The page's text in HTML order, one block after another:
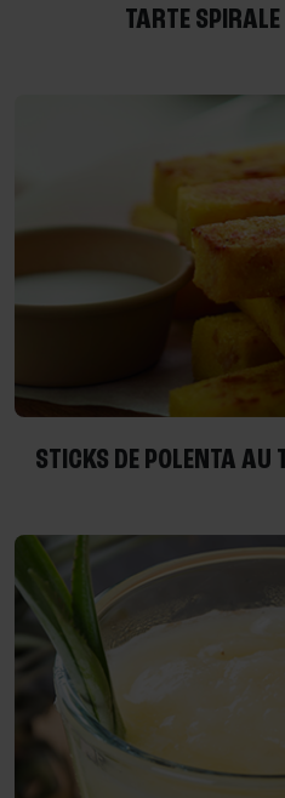
TARTE
STICKS DE POLENTA AU